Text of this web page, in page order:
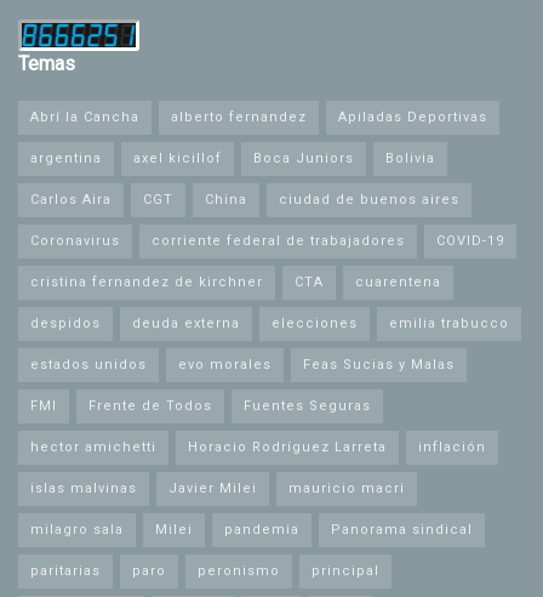
Temas
Abrí la Cancha alberto fernandez Apiladas Deportivas
argentina axel kicillof Boca Juniors Bolivia
Carlos Aira CGT China ciudad de buenos aires
Coronavirus corriente federal de trabajadores COVID-19
cristina fernandez de kirchner CTA cuarentena
despidos deuda externa elecciones emilia trabucco
estados unidos evo morales Feas Sucias y Malas
FMI Frente de Todos Fuentes Seguras
hector amichetti Horacio Rodríguez Larreta inflación
islas malvinas Javier Milei mauricio macri
milagro sala Milei pandemia Panorama sindical
paritarias paro peronismo principal